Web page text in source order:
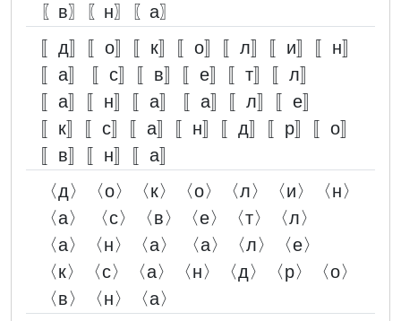
〖в〗〖н〗〖а〗
〚д〛〚о〛〚к〛〚о〛〚л〛〚и〛〚н〛
〚а〛 〚с〛〚в〛〚е〛〚т〛〚л〛
〚а〛〚н〛〚а〛 〚а〛〚л〛〚е〛
〚к〛〚с〛〚а〛〚н〛〚д〛〚р〛〚о〛
〚в〛〚н〛〚а〛
〈д〉〈о〉〈к〉〈о〉〈л〉〈и〉〈н〉
〈а〉 〈с〉〈в〉〈е〉〈т〉〈л〉
〈а〉〈н〉〈а〉 〈а〉〈л〉〈е〉
〈к〉〈с〉〈а〉〈н〉〈д〉〈р〉〈о〉
〈в〉〈н〉〈а〉